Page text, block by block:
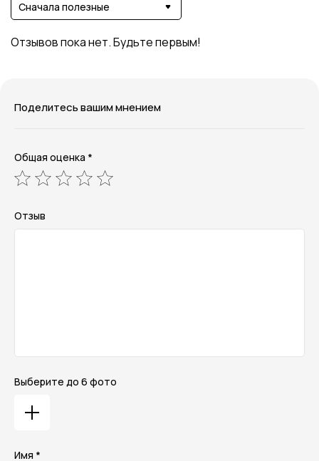
Сначала полезные
Отзывов пока нет. Будьте первым!
Поделитесь вашим мнением
Общая оценка *
Отзыв
Выберите до 6 фото
Имя *